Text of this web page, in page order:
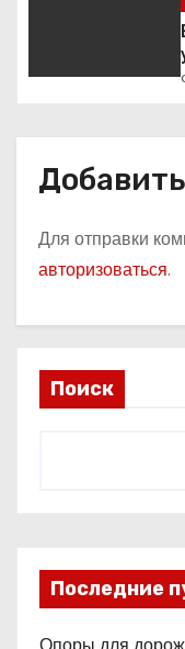
я
Для отправки
авторизоваться.
Поиск
Последние